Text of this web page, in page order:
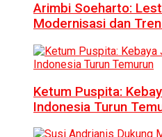
Arimbi Soeharto:
Modernisasi dan
Ketum Puspita:
Indonesia Turun